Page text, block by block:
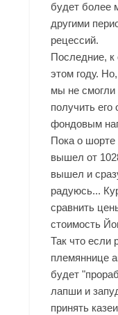
будет более
другими
рецессий.
Последние, к
этом году.
мы не смогли
получить
фондовым
Пока о
вышел от
вышел и
радуюсь...
сравнить
стоимость
Так что если
племяннице
будет
лапши и
принять